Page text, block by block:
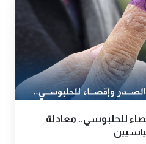
للحلبوسي.. معادلة